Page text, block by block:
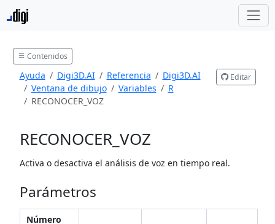
Contenidos
Ayuda Digi3D.AI Referencia
Digi3D.AI
Ventana de dibujo
Variables
R
RECONOCER_VOZ
Editar
RECONOCER_VOZ
Activa o desactiva el análisis de voz en tiempo real.
Parámetros
Número